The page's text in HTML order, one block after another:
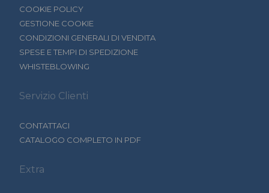
COOKIE POLICY
GESTIONE COOKIE
CONDIZIONI GENERALI DI VENDITA
SPESE E TEMPI DI SPEDIZIONE
WHISTEBLOWING
Servizio Clienti
CONTATTACI
CATALOGO COMPLETO IN PDF
Extra